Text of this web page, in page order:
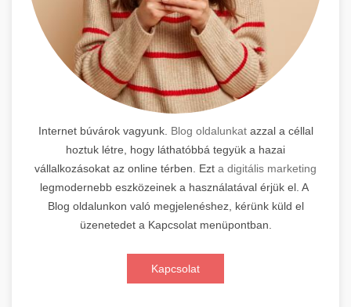
Internet búvárok vagyunk. Blog oldalunkatazzal a céllal
hoztuk létre, hogy láthatóbbá tegyük a hazai
vállalkozásokat az online térben. Ezt a digitális marketing
legmodernebb eszközeinek a használatával érjük el. A
Blog oldalunkon való megjelenéshez, kérünk küld el
üzenetedet a Kapcsolat menüpontban.
Kapcsolat